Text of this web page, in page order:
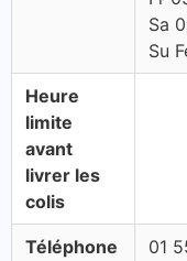
Sa
Su
Heure
limite
avant
livrer les
colis
Téléphone 01